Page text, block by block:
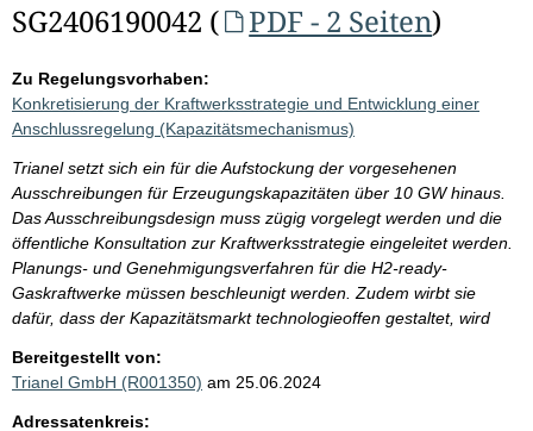
SG2406190042 (
PDF - 2 Seiten)
Zu Regelungsvorhaben:
Konkretisierung der Kraftwerksstrategie und Entwicklung einer
Anschlussregelung (Kapazitätsmechanismus)
Trianel setzt sich ein für die Aufstockung der vorgesehenen
Ausschreibungen für Erzeugungskapazitäten über 10 GW hinaus.
Das Ausschreibungsdesign muss zügig vorgelegt werden und die
öffentliche Konsultation zur Kraftwerksstrategie eingeleitet werden.
Planungs- und Genehmigungsverfahren für die H2-ready-
Gaskraftwerke müssen beschleunigt werden. Zudem wirbt sie
dafür, dass der Kapazitätsmarkt technologieoffen gestaltet, wird
Bereitgestellt von:
Trianel GmbH (R001350) am 25.06.2024
Adressatenkreis: